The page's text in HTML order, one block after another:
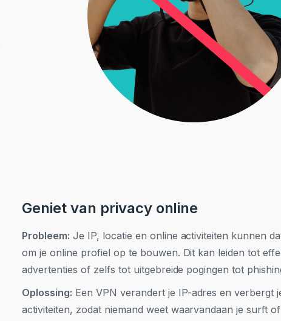
Geniet van privacy online
Probleem: Je IP, locatie en online activiteiten kunnen
om je online profiel op te bouwen. Dit kan leiden tot
advertenties of zelfs tot uitgebreide pogingen tot
Oplossing: Een VPN verandert je IP-adres en verbergt
activiteiten, zodat niemand weet waarvandaan je surft